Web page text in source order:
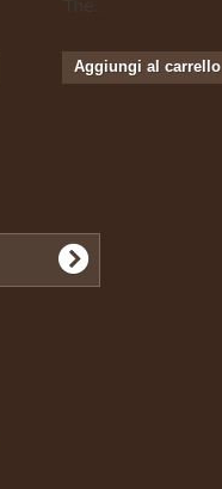
Aggiungi al carrello